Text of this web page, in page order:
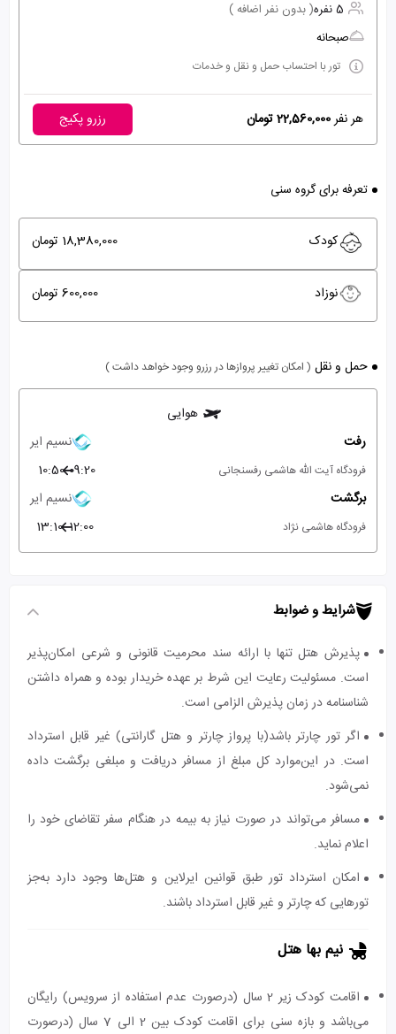
5 نفره
( بدون نفر اضافه )
صبحانه
تور با احتساب حمل و نقل و خدمات
هر نفر22,560,000 تومان رزرو پکیج
تعرفه برای گروه سنی
کودک 18,380,000 تومان
نوزاد 600,000 تومان
حمل و نقل ( امکان تغییر پروازها در رزرو وجود خواهد داشت )
هوایی
رفت
نسیم ایر
فرودگاه آیت الله هاشمی رفسنجانی 09:20
10:50
برگشت
نسیم ایر
فرودگاه هاشمی نژاد 12:00
13:10
شرایط و ضوابط
پذیرش هتل تنها با ارائه سند محرمیت قانونی و شرعی امکان‌پذیر
است. مسئولیت رعایت این شرط بر عهده خریدار بوده و همراه داشتن
شناسنامه در زمان پذیرش الزامی است.
اگر تور چارتر باشد(با پرواز چارتر و هتل گارانتی) غیر قابل استرداد
است. در این‌موارد کل مبلغ از مسافر دریافت و مبلغی برگشت داده
نمی‌شود.
مسافر می‌تواند در صورت نیاز به بیمه در هنگام سفر تقاضای خود را
اعلام نماید.
امکان استرداد تور طبق قوانین ایرلاین و هتل‌ها وجود دارد به‌جز
تورهایی که چارتر و غیر قابل استرداد باشند.
نیم بها هتل
اقامت کودک زیر 2 سال (درصورت عدم استفاده از سرویس) رایگان
می‌باشد و بازه سنی برای اقامت کودک بین 2 الی 7 سال (درصورت